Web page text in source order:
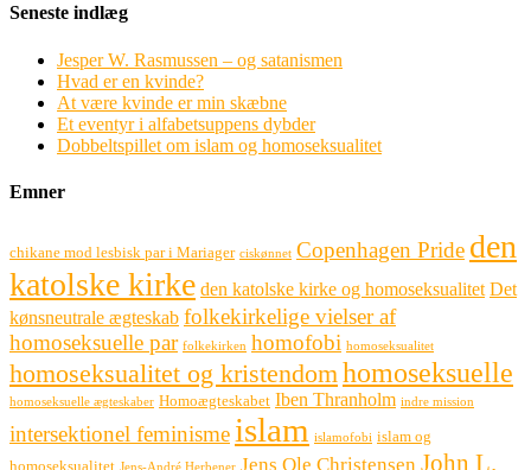
Seneste indlæg
Jesper W. Rasmussen – og satanismen
Hvad er en kvinde?
At være kvinde er min skæbne
Et eventyr i alfabetsuppens dybder
Dobbeltspillet om islam og homoseksualitet
Emner
chikane mod lesbisk par i Mariager ciskønnet Copenhagen Pride den
katolske kirke den katolske kirke og homoseksualitet Det
kønsneutrale ægteskab folkekirkelige vielser af
homoseksuelle par folkekirken homofobi homoseksualitet
homoseksualitet og kristendomhomoseksuelle
homoseksuelle ægteskaber Homoægteskabet Iben Thranholm indre mission
intersektionel feminisme islam islamofobi islam og
homoseksualitet Jens-André Herbener Jens Ole Christensen John L.